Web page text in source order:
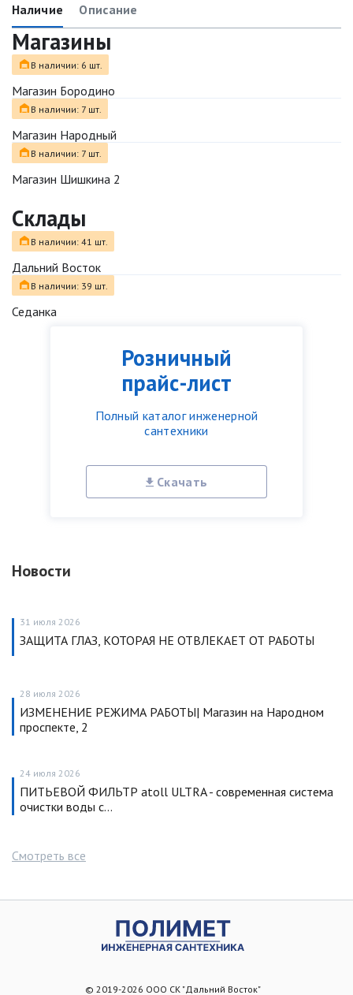
Розничный
прайс-лист
Полный каталог инженерной
сантехники
Скачать
Новости
31 июля 2026
ЗАЩИТА ГЛАЗ, КОТОРАЯ НЕ ОТВЛЕКАЕТ ОТ РАБОТЫ
28 июля 2026
ИЗМЕНЕНИЕ РЕЖИМА РАБОТЫ| Магазин на Народном
проспекте, 2
24 июля 2026
ПИТЬЕВОЙ ФИЛЬТР atoll ULTRA - современная система
очистки воды с…
Смотреть все
Наличие Описание
Магазины
В наличии: 6 шт.
Магазин Бородино
В наличии: 7 шт.
Магазин Народный
В наличии: 7 шт.
Магазин Шишкина 2
Склады
В наличии: 41 шт.
Дальний Восток
В наличии: 39 шт.
Седанка
© 2019-2026 ООО СК "Дальний Восток"